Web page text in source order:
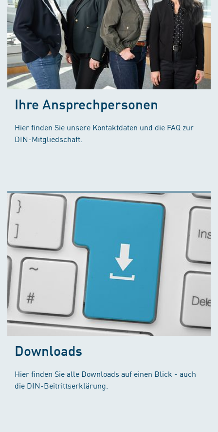
Ihre Ansprechpersonen
Hier finden Sie unsere Kontaktdaten und die FAQ zur
DIN-Mitgliedschaft.
Downloads
Hier finden Sie alle Downloads auf einen Blick - auch
die DIN-Beitrittserklärung.